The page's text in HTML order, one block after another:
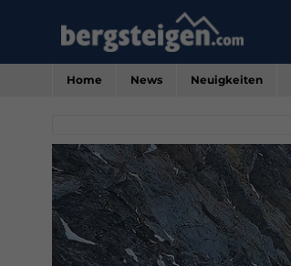
Home News Neuigkeiten